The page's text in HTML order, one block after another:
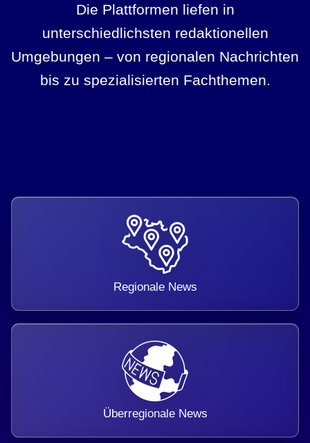
Die Plattformen liefen in
unterschiedlichsten redaktionellen
Umgebungen – von regionalen Nachrichten
bis zu spezialisierten Fachthemen.
Regionale News
Überregionale News